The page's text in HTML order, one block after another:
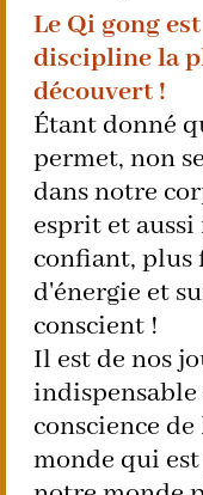
Le Qi gong
discipline la
découvert !
Étant donné
permet, non
dans notre
esprit et
confiant, plus
d'énergie et
conscient !
Il est de nos
indispensable
conscience
monde qui